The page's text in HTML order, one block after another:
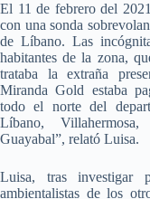
El 11 de febrero del
con una sonda
de Líbano. Las
habitantes de la zona,
trataba la extraña
Miranda Gold estaba
todo el norte del
Líbano,
Guayabal”, relató Luisa.
Luisa, tras investigar
ambientalistas de los